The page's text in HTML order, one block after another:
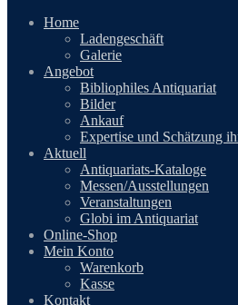
Home
Ladengeschäft
Galerie
Angebot
Bibliophiles Antiquariat
Bilder
Ankauf
Expertise und Schätzung
Aktuell
Antiquariats-Kataloge
Messen/Ausstellungen
Veranstaltungen
Globi im Antiquariat
Online-Shop
Mein Konto
Warenkorb
Kasse
Kontakt